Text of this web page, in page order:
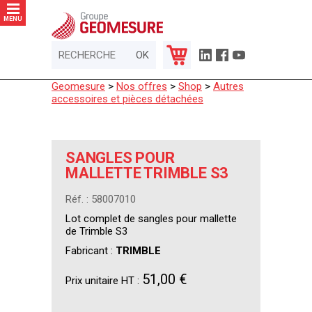
MENU
Geomesure > Nos offres > Shop > Autres
accessoires et pièces détachées
SANGLES POUR
MALLETTE TRIMBLE S3
Réf. : 58007010
Lot complet de sangles pour mallette
de Trimble S3
Fabricant : TRIMBLE
Prix unitaire HT : 51,00 €
Panneau de gestion des cookies